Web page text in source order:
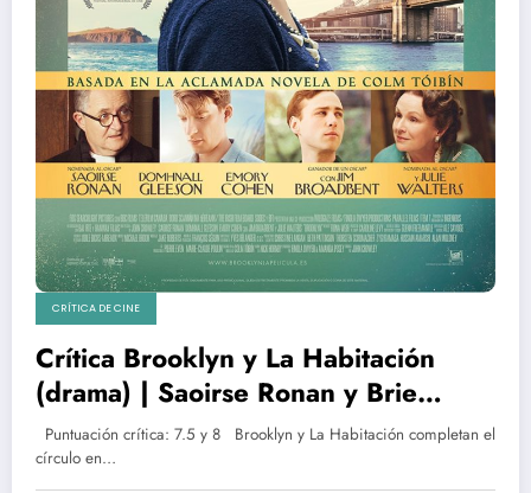
CRÍTICA DE CINE
Crítica Brooklyn y La Habitación
(drama) | Saoirse Ronan y Brie
Larson: duelo de actriz y de Oscar |
2016
Puntuación crítica: 7.5 y 8 Brooklyn y La Habitación completan el
círculo en…